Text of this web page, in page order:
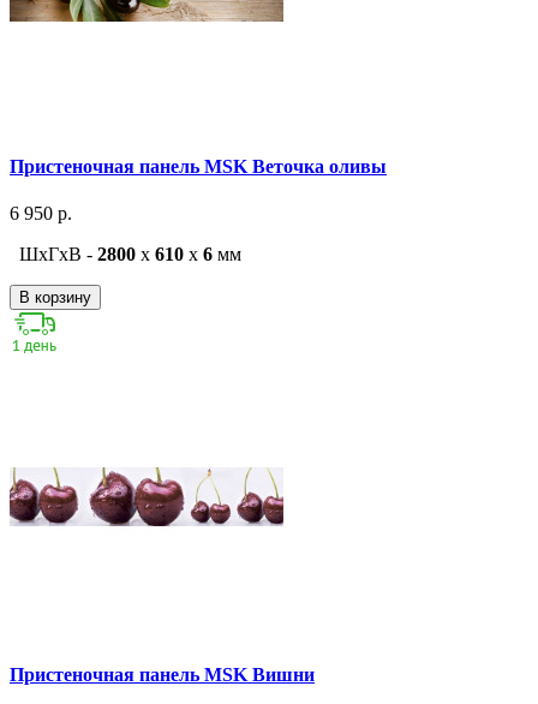
Пристеночная панель MSK Веточка оливы
6 950 р.
ШxГxВ - 2800 x 610 x 6 мм
В корзину
Пристеночная панель MSK Вишни